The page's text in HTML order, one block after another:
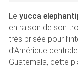
Le yucca
en raison de son
très prisée pour
d’Amérique
Guatemala, cette